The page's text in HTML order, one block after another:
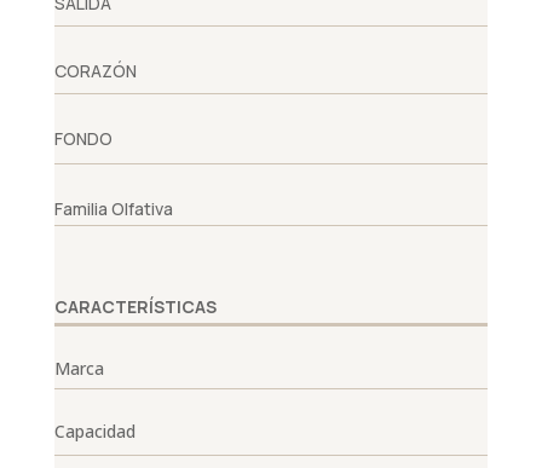
CORAZÓN
FONDO
Familia Olfativa
CARACTERÍSTICAS
Marca
Capacidad